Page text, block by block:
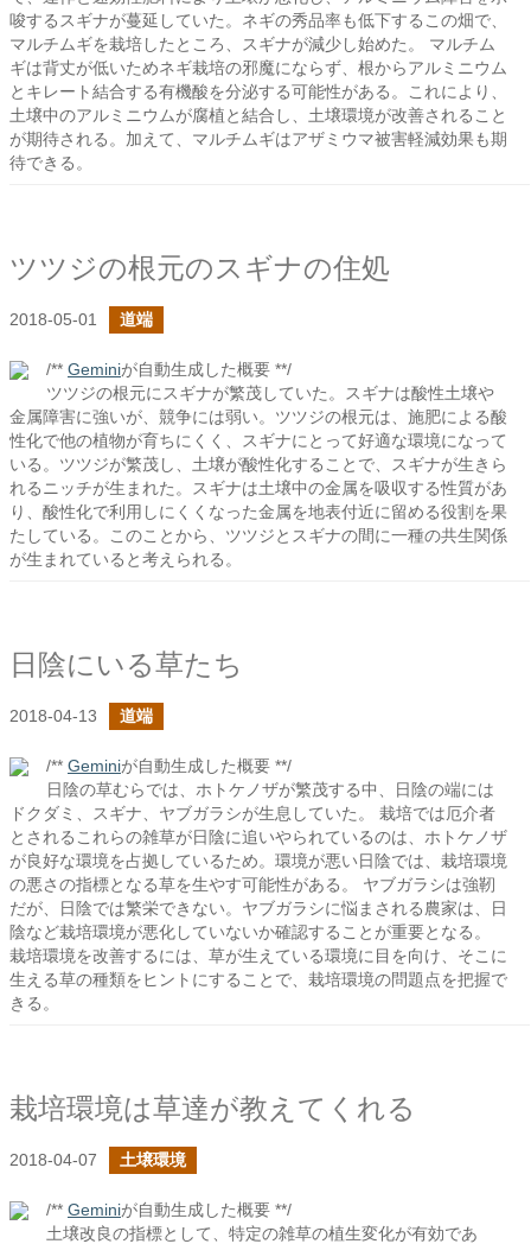
唆するスギナが蔓延していた。ネギの秀品率も低下するこの畑で、
マルチムギを栽培したところ、スギナが減少し始めた。 マルチム
ギは背丈が低いためネギ栽培の邪魔にならず、根からアルミニウム
とキレート結合する有機酸を分泌する可能性がある。これにより、
土壌中のアルミニウムが腐植と結合し、土壌環境が改善されること
が期待される。加えて、マルチムギはアザミウマ被害軽減効果も期
待できる。
ツツジの根元のスギナの住処
2018-05-01 道端
/** Geminiが自動生成した概要 **/
ツツジの根元にスギナが繁茂していた。スギナは酸性土壌や
金属障害に強いが、競争には弱い。ツツジの根元は、施肥による酸
性化で他の植物が育ちにくく、スギナにとって好適な環境になって
いる。ツツジが繁茂し、土壌が酸性化することで、スギナが生きら
れるニッチが生まれた。スギナは土壌中の金属を吸収する性質があ
り、酸性化で利用しにくくなった金属を地表付近に留める役割を果
たしている。このことから、ツツジとスギナの間に一種の共生関係
が生まれていると考えられる。
日陰にいる草たち
2018-04-13 道端
/** Geminiが自動生成した概要 **/
日陰の草むらでは、ホトケノザが繁茂する中、日陰の端には
ドクダミ、スギナ、ヤブガラシが生息していた。 栽培では厄介者
とされるこれらの雑草が日陰に追いやられているのは、ホトケノザ
が良好な環境を占拠しているため。環境が悪い日陰では、栽培環境
の悪さの指標となる草を生やす可能性がある。 ヤブガラシは強靭
だが、日陰では繁栄できない。ヤブガラシに悩まされる農家は、日
陰など栽培環境が悪化していないか確認することが重要となる。
栽培環境を改善するには、草が生えている環境に目を向け、そこに
生える草の種類をヒントにすることで、栽培環境の問題点を把握で
きる。
栽培環境は草達が教えてくれる
2018-04-07 土壌環境
/** Geminiが自動生成した概要 **/
土壌改良の指標として、特定の雑草の植生変化が有効であ